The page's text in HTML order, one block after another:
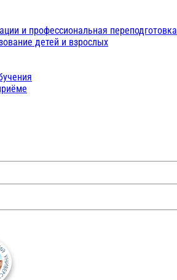
и профессиональная переподготовка
детей и взрослых